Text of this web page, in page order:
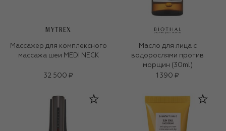
MYTREX
Массажер для комплексного
массажа шеи MEDI NECK
32 500 ₽
Масло для лица c
водорослями против
морщин (30ml)
1 390 ₽